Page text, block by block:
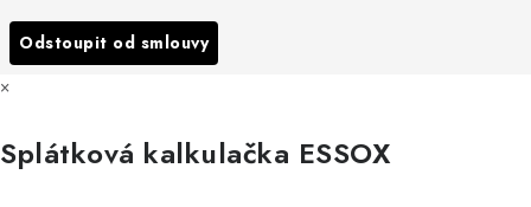
Reklamace
Nákup na splátky ESSOX
Podzimní očista a úklid zahradního nábytku
Odstoupit od smlouvy
×
Splátková kalkulačka ESSOX